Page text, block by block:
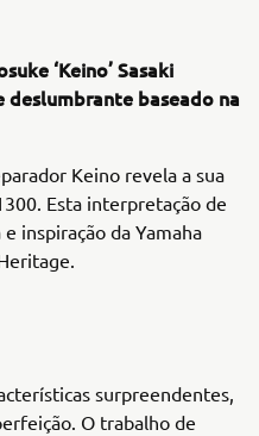
‘Keino’ Sasaki
baseado na
Keino revela a sua
Esta interpretação de
inspiração da Yamaha
surpreendentes,
O trabalho de